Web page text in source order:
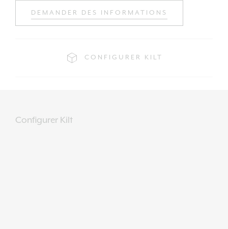
DEMANDER DES INFORMATIONS
CONFIGURER KILT
Configurer Kilt